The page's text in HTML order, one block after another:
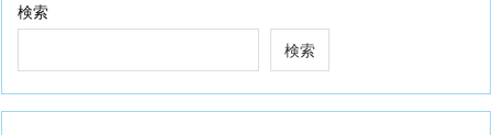
検索
検索